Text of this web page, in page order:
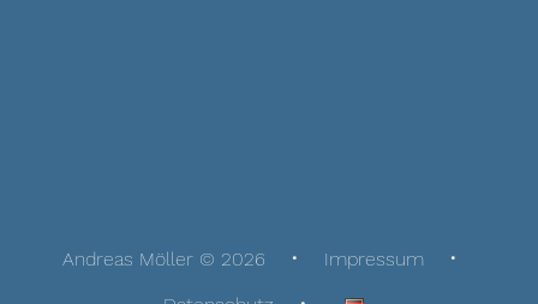
Andreas Möller © 2026
Impressum